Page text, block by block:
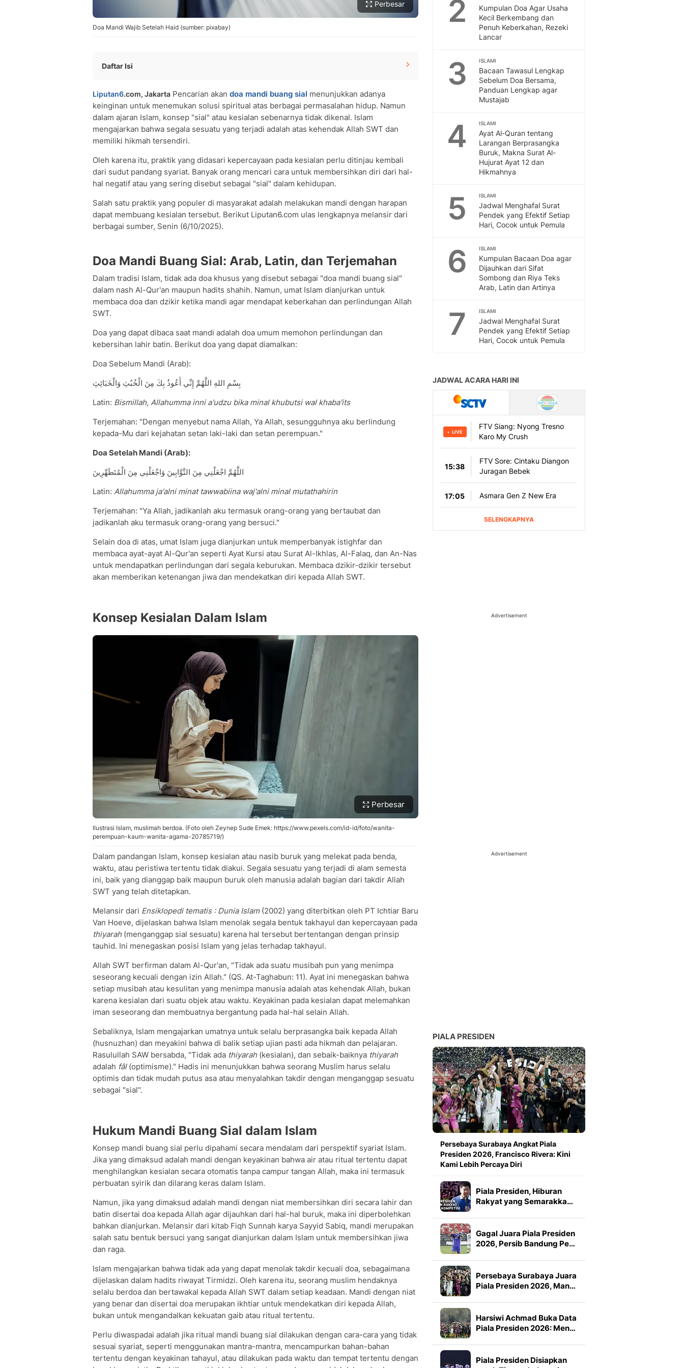
Perbesar
Doa Mandi Wajib Setelah Haid (sumber: pixabay)
Daftar Isi
Konsep Kesialan Dalam Islam
Hukum Mandi Buang Sial dalam Islam
Cara Membersihkan Diri Secara Islami
Dzikir dan Doa Perlindungan dalam Islam
Liputan6.com, Jakarta Pencarian akan doa mandi buang sial menunjukkan adanya
keinginan untuk menemukan solusi spiritual atas berbagai permasalahan hidup. Namun
dalam ajaran Islam, konsep "sial" atau kesialan sebenarnya tidak dikenal. Islam
mengajarkan bahwa segala sesuatu yang terjadi adalah atas kehendak Allah SWT dan
memiliki hikmah tersendiri.
Oleh karena itu, praktik yang didasari kepercayaan pada kesialan perlu ditinjau kembali
dari sudut pandang syariat. Banyak orang mencari cara untuk membersihkan diri dari hal-
hal negatif atau yang sering disebut sebagai "sial" dalam kehidupan.
Salah satu praktik yang populer di masyarakat adalah melakukan mandi dengan harapan
dapat membuang kesialan tersebut. Berikut Liputan6.com ulas lengkapnya melansir dari
berbagai sumber, Senin (6/10/2025).
Doa Mandi Buang Sial: Arab, Latin, dan Terjemahan
Dalam tradisi Islam, tidak ada doa khusus yang disebut sebagai "doa mandi buang sial"
dalam nash Al-Qur'an maupun hadits shahih. Namun, umat Islam dianjurkan untuk
membaca doa dan dzikir ketika mandi agar mendapat keberkahan dan perlindungan Allah
SWT.
Doa yang dapat dibaca saat mandi adalah doa umum memohon perlindungan dan
kebersihan lahir batin. Berikut doa yang dapat diamalkan:
Doa Sebelum Mandi (Arab):
بِسْمِ اللهِ اللَّهُمَّ إِنِّي أَعُوذُ بِكَ مِنَ الْخُبُثِ وَالْخَبَائِثِ
Latin: Bismillah, Allahumma inni a'udzu bika minal khubutsi wal khaba'its
Terjemahan: "Dengan menyebut nama Allah, Ya Allah, sesungguhnya aku berlindung
kepada-Mu dari kejahatan setan laki-laki dan setan perempuan."
Doa Setelah Mandi (Arab):
اللَّهُمَّ اجْعَلْنِي مِنَ التَّوَّابِينَ وَاجْعَلْنِي مِنَ الْمُتَطَهِّرِينَ
Latin: Allahumma ja'alni minat tawwabiina waj'alni minal mutathahirin
Terjemahan: "Ya Allah, jadikanlah aku termasuk orang-orang yang bertaubat dan
jadikanlah aku termasuk orang-orang yang bersuci."
Selain doa di atas, umat Islam juga dianjurkan untuk memperbanyak istighfar dan
membaca ayat-ayat Al-Qur'an seperti Ayat Kursi atau Surat Al-Ikhlas, Al-Falaq, dan An-Nas
untuk mendapatkan perlindungan dari segala keburukan. Membaca dzikir-dzikir tersebut
akan memberikan ketenangan jiwa dan mendekatkan diri kepada Allah SWT.
Konsep Kesialan Dalam Islam
Perbesar
Ilustrasi Islam, muslimah berdoa. (Foto oleh Zeynep Sude Emek: https://www.pexels.com/id-id/foto/wanita-
perempuan-kaum-wanita-agama-20785719/)
Dalam pandangan Islam, konsep kesialan atau nasib buruk yang melekat pada benda,
waktu, atau peristiwa tertentu tidak diakui. Segala sesuatu yang terjadi di alam semesta
ini, baik yang dianggap baik maupun buruk oleh manusia adalah bagian dari takdir Allah
SWT yang telah ditetapkan.
Melansir dari Ensiklopedi tematis : Dunia Islam(2002) yang diterbitkan oleh PT Ichtiar Baru
Van Hoeve, dijelaskan bahwa Islam menolak segala bentuk takhayul dan kepercayaan pada
thiyarah(menganggap sial sesuatu) karena hal tersebut bertentangan dengan prinsip
tauhid. Ini menegaskan posisi Islam yang jelas terhadap takhayul.
Allah SWT berfirman dalam Al-Qur'an, "Tidak ada suatu musibah pun yang menimpa
seseorang kecuali dengan izin Allah." (QS. At-Taghabun: 11). Ayat ini menegaskan bahwa
setiap musibah atau kesulitan yang menimpa manusia adalah atas kehendak Allah, bukan
karena kesialan dari suatu objek atau waktu. Keyakinan pada kesialan dapat melemahkan
iman seseorang dan membuatnya bergantung pada hal-hal selain Allah.
Sebaliknya, Islam mengajarkan umatnya untuk selalu berprasangka baik kepada Allah
(husnuzhan) dan meyakini bahwa di balik setiap ujian pasti ada hikmah dan pelajaran.
Rasulullah SAW bersabda, "Tidak ada thiyarah(kesialan), dan sebaik-baiknya thiyarah
adalah fâl(optimisme)." Hadis ini menunjukkan bahwa seorang Muslim harus selalu
optimis dan tidak mudah putus asa atau menyalahkan takdir dengan menganggap sesuatu
sebagai "sial".
Hukum Mandi Buang Sial dalam Islam
Konsep mandi buang sial perlu dipahami secara mendalam dari perspektif syariat Islam.
Jika yang dimaksud adalah mandi dengan keyakinan bahwa air atau ritual tertentu dapat
menghilangkan kesialan secara otomatis tanpa campur tangan Allah, maka ini termasuk
perbuatan syirik dan dilarang keras dalam Islam.
Namun, jika yang dimaksud adalah mandi dengan niat membersihkan diri secara lahir dan
batin disertai doa kepada Allah agar dijauhkan dari hal-hal buruk, maka ini diperbolehkan
bahkan dianjurkan. Melansir dari kitab Fiqh Sunnah karya Sayyid Sabiq, mandi merupakan
salah satu bentuk bersuci yang sangat dianjurkan dalam Islam untuk membersihkan jiwa
dan raga.
Islam mengajarkan bahwa tidak ada yang dapat menolak takdir kecuali doa, sebagaimana
dijelaskan dalam hadits riwayat Tirmidzi. Oleh karena itu, seorang muslim hendaknya
selalu berdoa dan bertawakal kepada Allah SWT dalam setiap keadaan. Mandi dengan niat
yang benar dan disertai doa merupakan ikhtiar untuk mendekatkan diri kepada Allah,
bukan untuk mengandalkan kekuatan gaib atau ritual tertentu.
Perlu diwaspadai adalah jika ritual mandi buang sial dilakukan dengan cara-cara yang tidak
sesuai syariat, seperti menggunakan mantra-mantra, mencampurkan bahan-bahan
tertentu dengan keyakinan tahayul, atau dilakukan pada waktu dan tempat tertentu dengan
2
Kumpulan Doa Agar Usaha
Kecil Berkembang dan
Penuh Keberkahan, Rezeki
Lancar
3 ISLAMI
Bacaan Tawasul Lengkap
Sebelum Doa Bersama,
Panduan Lengkap agar
Mustajab
4 ISLAMI
Ayat Al-Quran tentang
Larangan Berprasangka
Buruk, Makna Surat Al-
Hujurat Ayat 12 dan
Hikmahnya
5 ISLAMI
Jadwal Menghafal Surat
Pendek yang Efektif Setiap
Hari, Cocok untuk Pemula
6 ISLAMI
Kumpulan Bacaan Doa agar
Dijauhkan dari Sifat
Sombong dan Riya Teks
Arab, Latin dan Artinya
7 ISLAMI
Jadwal Menghafal Surat
Pendek yang Efektif Setiap
Hari, Cocok untuk Pemula
Advertisement
Advertisement
PIALA PRESIDEN
Persebaya Surabaya Angkat Piala
Presiden 2026, Francisco Rivera: Kini
Kami Lebih Percaya Diri
Piala Presiden, Hiburan
Rakyat yang Semarakka…
Gagal Juara Piala Presiden
2026, Persib Bandung Pe…
Persebaya Surabaya Juara
Piala Presiden 2026, Man…
Harsiwi Achmad Buka Data
Piala Presiden 2026: Men…
Piala Presiden Disiapkan